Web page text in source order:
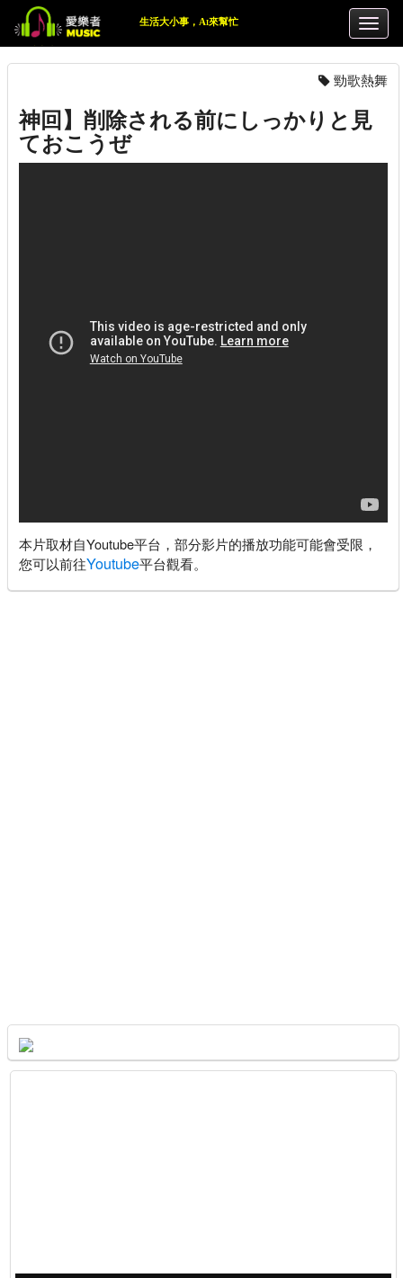
生活大小事，Ai來幫忙
勁歌熱舞
神回】削除される前にしっかりと見
ておこうぜ
本片取材自Youtube平台，部分影片的播放功能可能會受限，
您可以前往Youtube平台觀看。